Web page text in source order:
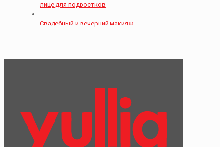
лице для подростков
Свадебный и вечерний макияж